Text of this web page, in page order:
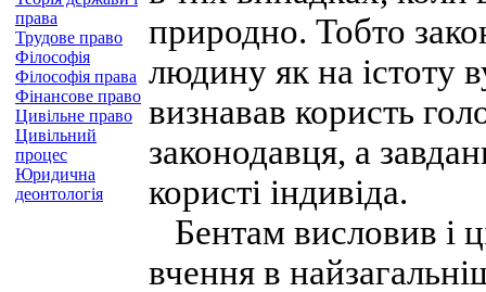
права
Трудове право
Філософія
Філософія права
Фінансове право
Цивільне право
Цивільний
процес
Юридична
деонтологія
природно. Тобто
людину як на істоту
визнавав користь
законодавця, а
користі індивіда.
Бентам висловив і
вчення в